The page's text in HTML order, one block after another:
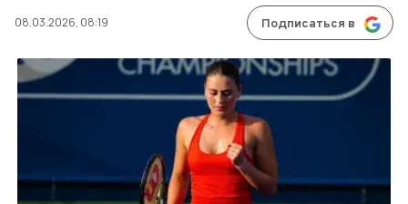
08.03.2026, 08:19 Подписаться в